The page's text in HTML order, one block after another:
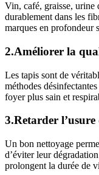
Vin, café, graisse, urine
durablement dans les
marques en profondeur
2.Améliorer la
Les tapis sont de
méthodes
foyer plus sain et
3.Retarder
Un bon nettoyage
d’éviter leur
prolongent la durée de